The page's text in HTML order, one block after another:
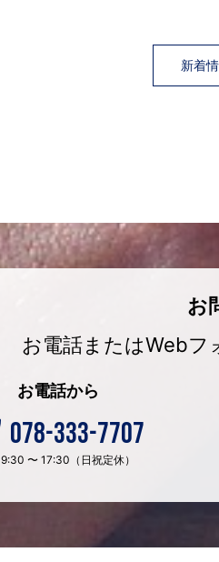
新着
お
お電話またはWebフ
お電話から
078-333-7707
9:30 〜 17:30（日祝定休）